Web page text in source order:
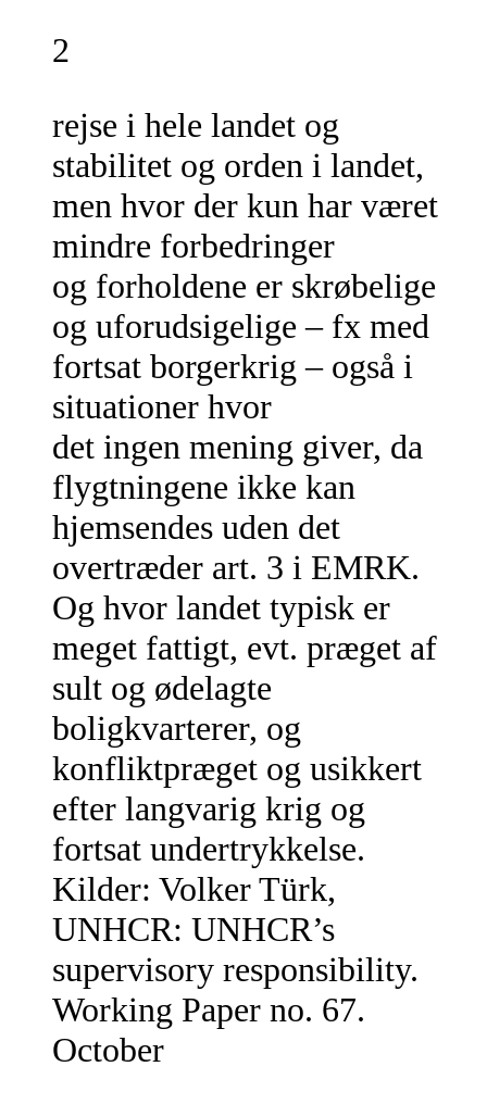
2
rejse i hele landet og
stabilitet og orden i landet,
men hvor der kun har været
mindre forbedringer
og forholdene er skrøbelige
og uforudsigelige – fx med
fortsat borgerkrig – også i
situationer hvor
det ingen mening giver, da
flygtningene ikke kan
hjemsendes uden det
overtræder art. 3 i EMRK.
Og hvor landet typisk er
meget fattigt, evt. præget af
sult og ødelagte
boligkvarterer, og
konfliktpræget og usikkert
efter langvarig krig og
fortsat undertrykkelse.
Kilder: Volker Türk,
UNHCR: UNHCR’s
supervisory responsibility.
Working Paper no. 67.
October